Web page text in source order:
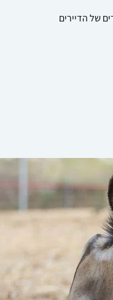
של הדיירים